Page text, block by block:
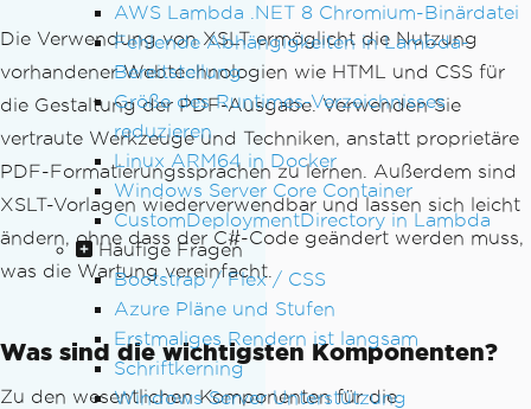
AWS Lambda .NET 8 Chromium-Binärdatei
Fehlende Abhängigkeiten in Lambda-
Bereitstellung
Größe des Runtimes-Verzeichnisses
reduzieren
Linux ARM64 in Docker
Windows Server Core Container
CustomDeploymentDirectory in Lambda
Häufige Fragen
Bootstrap / Flex / CSS
Azure Pläne und Stufen
Erstmaliges Rendern ist langsam
Schriftkerning
Windows Server Unterstützung
Die Verwendung von XSLT ermöglicht die Nutzung
vorhandener Webtechnologien wie HTML und CSS für
die Gestaltung der PDF-Ausgabe. Verwenden Sie
vertraute Werkzeuge und Techniken, anstatt proprietäre
PDF-Formatierungssprachen zu lernen. Außerdem sind
XSLT-Vorlagen wiederverwendbar und lassen sich leicht
ändern, ohne dass der C#-Code geändert werden muss,
was die Wartung vereinfacht.
Was sind die wichtigsten Komponenten?
Zu den wesentlichen Komponenten für die